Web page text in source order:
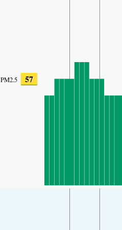
PM2.5 57